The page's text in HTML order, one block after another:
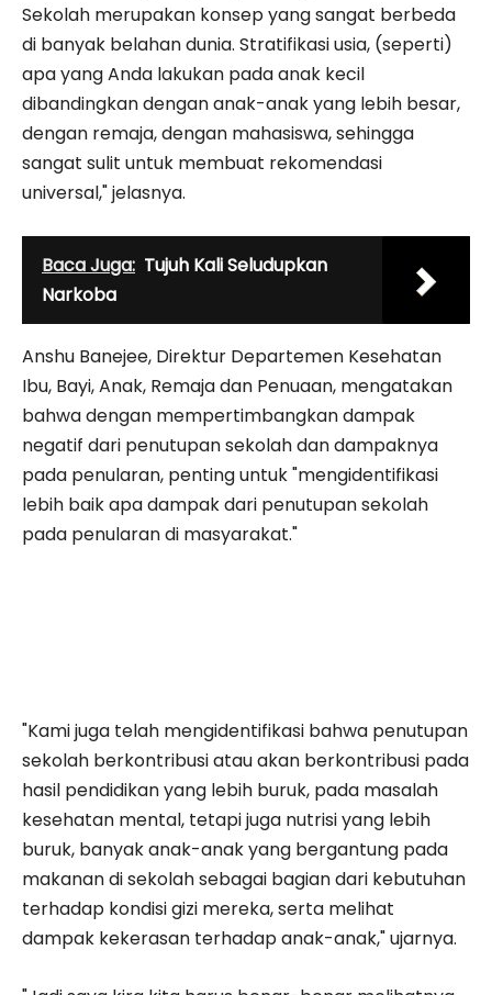
Sekolah merupakan konsep yang sangat berbeda
di banyak belahan dunia. Stratifikasi usia, (seperti)
apa yang Anda lakukan pada anak kecil
dibandingkan dengan anak-anak yang lebih besar,
dengan remaja, dengan mahasiswa, sehingga
sangat sulit untuk membuat rekomendasi
universal," jelasnya.
Baca Juga: Tujuh Kali Seludupkan
Narkoba
Anshu Banejee, Direktur Departemen Kesehatan
Ibu, Bayi, Anak, Remaja dan Penuaan, mengatakan
bahwa dengan mempertimbangkan dampak
negatif dari penutupan sekolah dan dampaknya
pada penularan, penting untuk "mengidentifikasi
lebih baik apa dampak dari penutupan sekolah
pada penularan di masyarakat."
"Kami juga telah mengidentifikasi bahwa penutupan
sekolah berkontribusi atau akan berkontribusi pada
hasil pendidikan yang lebih buruk, pada masalah
kesehatan mental, tetapi juga nutrisi yang lebih
buruk, banyak anak-anak yang bergantung pada
makanan di sekolah sebagai bagian dari kebutuhan
terhadap kondisi gizi mereka, serta melihat
dampak kekerasan terhadap anak-anak," ujarnya.